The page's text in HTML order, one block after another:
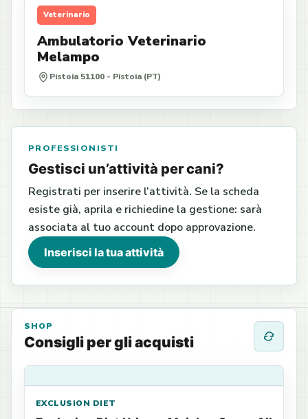
Veterinario
Ambulatorio Veterinario
Melampo
Pistoia 51100 - Pistoia (PT)
PROFESSIONISTI
Gestisci un’attività per cani?
Registrati per inserire l’attività. Se la scheda
esiste già, aprila e richiedine la gestione: sarà
associata al tuo account dopo approvazione.
Inserisci la tua attività
SHOP
Consigli per gli acquisti
EXCLUSION DIET